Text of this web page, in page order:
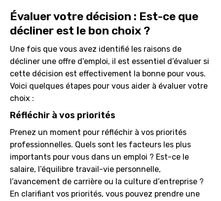
Évaluer votre décision : Est-ce que
décliner est le bon choix ?
Une fois que vous avez identifié les raisons de
décliner une offre d’emploi, il est essentiel d’évaluer si
cette décision est effectivement la bonne pour vous.
Voici quelques étapes pour vous aider à évaluer votre
choix :
Réfléchir à vos priorités
Prenez un moment pour réfléchir à vos priorités
professionnelles. Quels sont les facteurs les plus
importants pour vous dans un emploi ? Est-ce le
salaire, l’équilibre travail-vie personnelle,
l’avancement de carrière ou la culture d’entreprise ?
En clarifiant vos priorités, vous pouvez prendre une